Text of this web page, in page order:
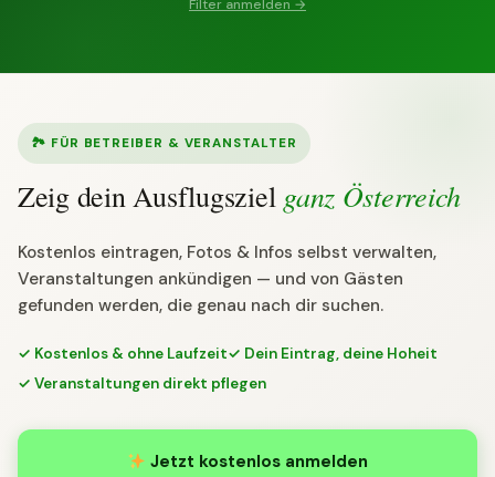
Filter anmelden →
🏞 FÜR BETREIBER & VERANSTALTER
Zeig dein Ausflugsziel ganz Österreich
Kostenlos eintragen, Fotos & Infos selbst verwalten,
Veranstaltungen ankündigen — und von Gästen
gefunden werden, die genau nach dir suchen.
✓ Kostenlos & ohne Laufzeit✓ Dein Eintrag, deine Hoheit
✓ Veranstaltungen direkt pflegen
Jetzt kostenlos anmelden